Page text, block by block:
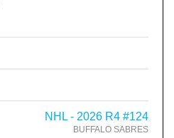
NHL - 2026 R4 #124
BUFFALO SABRES